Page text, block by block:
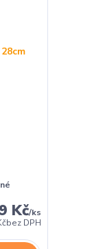
Kč/ks
bez DPH